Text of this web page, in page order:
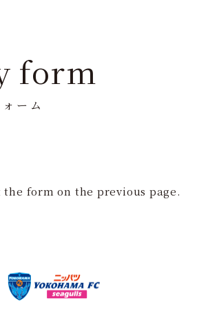
form
ーム
form on the previous page.